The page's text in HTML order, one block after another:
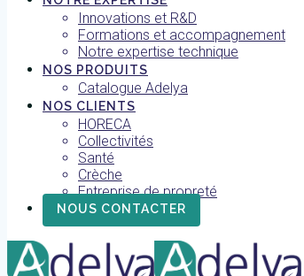
Innovations et R&D
Formations et accompagnement
Notre expertise technique
NOS PRODUITS
Catalogue Adelya
NOS CLIENTS
HORECA
Collectivités
Santé
Crèche
Entreprise de propreté
NOUS CONTACTER